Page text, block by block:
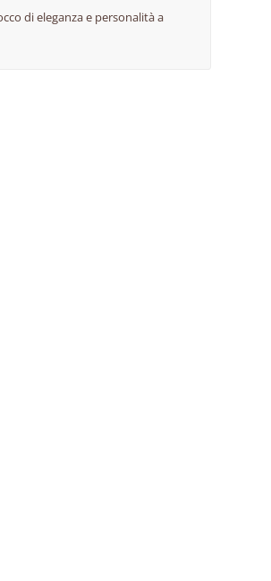
di eleganza e personalità a